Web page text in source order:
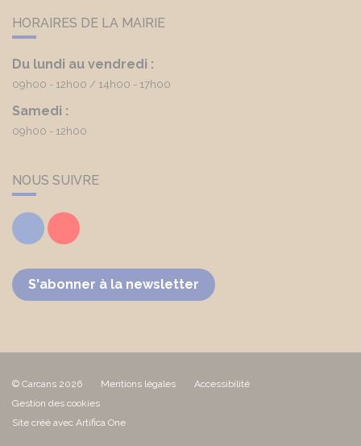
HORAIRES DE LA MAIRIE
Du lundi au vendredi :
09h00 - 12h00 14h00 - 17h00
Samedi :
09h00 - 12h00
NOUS SUIVRE
FacebookYoutube
S'abonner à la newsletter
© Carcans 2026 Mentions légales
Accessibilité
Gestion des cookies
Site créé avec Artifica One